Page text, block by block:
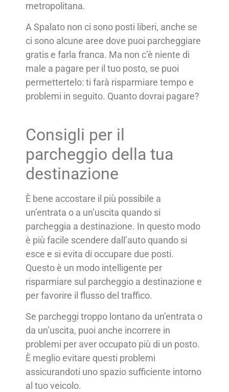
metropolitana.
A Spalato non ci sono posti liberi, anche se
ci sono alcune aree dove puoi parcheggiare
gratis e farla franca. Ma non c’è niente di
male a pagare per il tuo posto, se puoi
permettertelo: ti farà risparmiare tempo e
problemi in seguito. Quanto dovrai pagare?
Consigli per il
parcheggio della tua
destinazione
È bene accostare il più possibile a
un’entrata o a un’uscita quando si
parcheggia a destinazione. In questo modo
è più facile scendere dall’auto quando si
esce e si evita di occupare due posti.
Questo è un modo intelligente per
risparmiare sul parcheggio a destinazione e
per favorire il flusso del traffico.
Se parcheggi troppo lontano da un’entrata o
da un’uscita, puoi anche incorrere in
problemi per aver occupato più di un posto.
È meglio evitare questi problemi
assicurandoti uno spazio sufficiente intorno
al tuo veicolo.